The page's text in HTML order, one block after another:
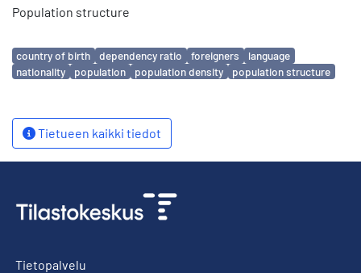
Population structure
Avainsanat
country of birth dependency ratio foreigners
language
nationality
population population density population structure
Tietueen kaikki tiedot
Tietopalvelu